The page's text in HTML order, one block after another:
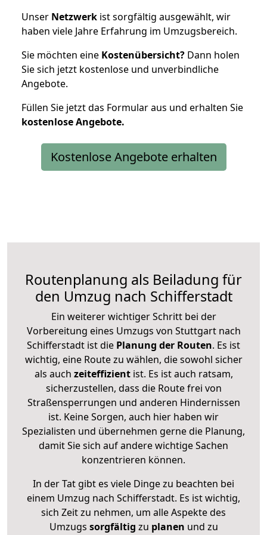
Unser Netzwerk ist sorgfältig ausgewählt, wir
haben viele Jahre Erfahrung im Umzugsbereich.
Sie möchten eine Kostenübersicht? Dann holen
Sie sich jetzt kostenlose und unverbindliche
Angebote.
Füllen Sie jetzt das Formular aus und erhalten Sie
kostenloseAngebote.
Kostenlose Angebote erhalten
Routenplanung als Beiladung für
den Umzug nach Schifferstadt
Ein weiterer wichtiger Schritt bei der
Vorbereitung eines Umzugs von Stuttgart nach
Schifferstadt ist die Planung der Routen. Es ist
wichtig, eine Route zu wählen, die sowohl sicher
als auch zeiteffizientist. Es ist auch ratsam,
sicherzustellen, dass die Route frei von
Straßensperrungen und anderen Hindernissen
ist. Keine Sorgen, auch hier haben wir
Spezialisten und übernehmen gerne die Planung,
damit Sie sich auf andere wichtige Sachen
konzentrieren können.
In der Tat gibt es viele Dinge zu beachten bei
einem Umzug nach Schifferstadt. Es ist wichtig,
sich Zeit zu nehmen, um alle Aspekte des
Umzugs sorgfältig zu planen und zu